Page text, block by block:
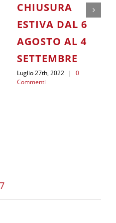
CHIUSURA
ESTIVA DAL 6
AGOSTO AL 4
SETTEMBRE
Luglio 27th, 2022 |
0
Commenti